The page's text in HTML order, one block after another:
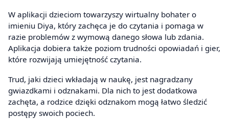
W aplikacji dzieciom towarzyszy wirtualny bohater o
imieniu Diya, który zachęca je do czytania i pomaga w
razie problemów z wymową danego słowa lub zdania.
Aplikacja dobiera także poziom trudności opowiadań i gier,
które rozwijają umiejętność czytania.
Trud, jaki dzieci wkładają w naukę, jest nagradzany
gwiazdkami i odznakami. Dla nich to jest dodatkowa
zachęta, a rodzice dzięki odznakom mogą łatwo śledzić
postępy swoich pociech.